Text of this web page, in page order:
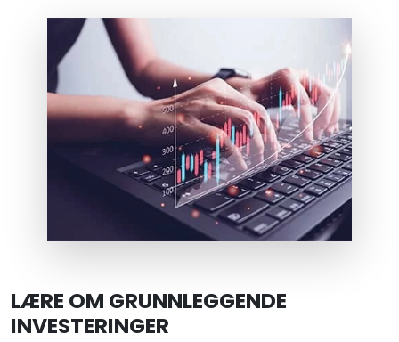
LÆRE OM GRUNNLEGGENDE
INVESTERINGER